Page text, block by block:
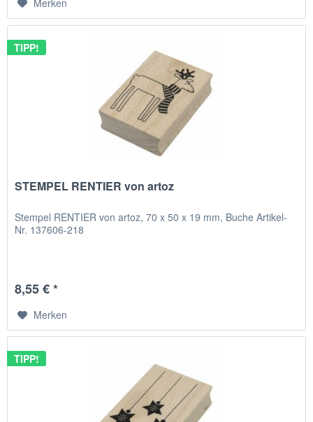
TIPP!
STEMPEL RENTIER von artoz
Stempel RENTIER von artoz, 70 x 50 x 19 mm, Buche Artikel-
Nr. 137606-218
8,55 € *
Merken
TIPP!